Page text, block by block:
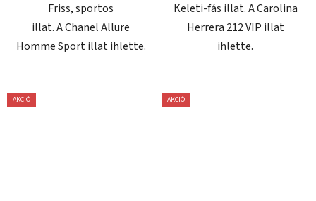
Friss, sportos
illat. A Chanel Allure
Homme Sport illat ihlette.
Keleti-fás illat. A Carolina
Herrera 212 VIP illat
ihlette.
AKCIÓ AKCIÓ